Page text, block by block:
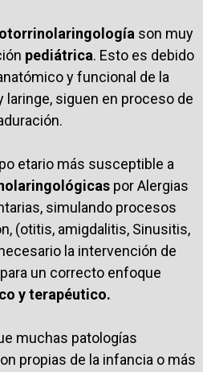
son muy
pediátrica. Esto es debido
y funcional de la
laringe, siguen en proceso de
etario más susceptible a
por Alergias
simulando procesos
(otitis, amigdalitis, Sinusitis,
la intervención de
un correcto enfoque
y terapéutico.
muchas patologías
propias de la infancia o más